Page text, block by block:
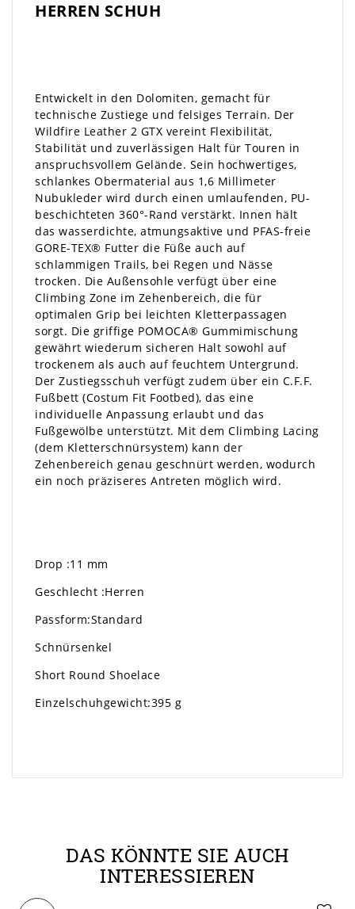
HERREN SCHUH
Entwickelt in den Dolomiten, gemacht für
technische Zustiege und felsiges Terrain. Der
Wildfire Leather 2 GTX vereint Flexibilität,
Stabilität und zuverlässigen Halt für Touren in
anspruchsvollem Gelände. Sein hochwertiges,
schlankes Obermaterial aus 1,6 Millimeter
Nubukleder wird durch einen umlaufenden, PU-
beschichteten 360°-Rand verstärkt. Innen hält
das wasserdichte, atmungsaktive und PFAS-freie
GORE-TEX® Futter die Füße auch auf
schlammigen Trails, bei Regen und Nässe
trocken. Die Außensohle verfügt über eine
Climbing Zone im Zehenbereich, die für
optimalen Grip bei leichten Kletterpassagen
sorgt. Die griffige POMOCA® Gummimischung
gewährt wiederum sicheren Halt sowohl auf
trockenem als auch auf feuchtem Untergrund.
Der Zustiegsschuh verfügt zudem über ein C.F.F.
Fußbett (Costum Fit Footbed), das eine
individuelle Anpassung erlaubt und das
Fußgewölbe unterstützt. Mit dem Climbing Lacing
(dem Kletterschnürsystem) kann der
Zehenbereich genau geschnürt werden, wodurch
ein noch präziseres Antreten möglich wird.
Drop :11 mm
Geschlecht :Herren
Passform:Standard
Schnürsenkel
Short Round Shoelace
Einzelschuhgewicht:395 g
DAS KÖNNTE SIE AUCH
INTERESSIEREN